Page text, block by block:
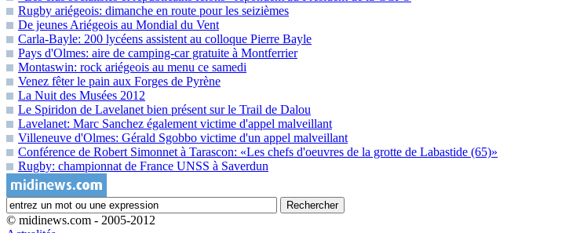
Rugby ariégeois: dimanche en route pour les seizièmes
De jeunes Ariégeois au Mondial du Vent
Carla-Bayle: 200 lycéens assistent au colloque Pierre Bayle
Pays d'Olmes: aire de camping-car gratuite à Montferrier
Montaswin: rock ariégeois au menu ce samedi
Venez fêter le pain aux Forges de Pyrène
La Nuit des Musées 2012
Le Spiridon de Lavelanet bien présent sur le Trail de Dalou
Lavelanet: Marc Sanchez également victime d'appel malveillant
Villeneuve d'Olmes: Gérald Sgobbo victime d'un appel malveillant
Conférence de Robert Simonnet à Tarascon: «Les chefs d'oeuvres de la grotte de Labastide (65)»
Rugby: championnat de France UNSS à Saverdun
© midinews.com - 2005-2012